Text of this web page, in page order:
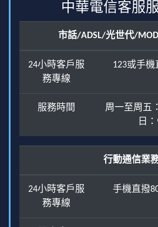
中華電信客服
市話/ADSL/光世代/
24小時客戶服
務專線
123或手機
服務時間
周一至周五
日
行動通信業
24小時客戶服
務專線
手機直撥